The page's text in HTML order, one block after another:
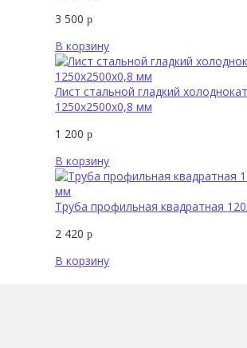
3 500 р
В корзину
Лист стальной гладкий
1250х2500х0,8 мм
1 200 р
В корзину
Труба профильная квадратная
2 420 р
В корзину